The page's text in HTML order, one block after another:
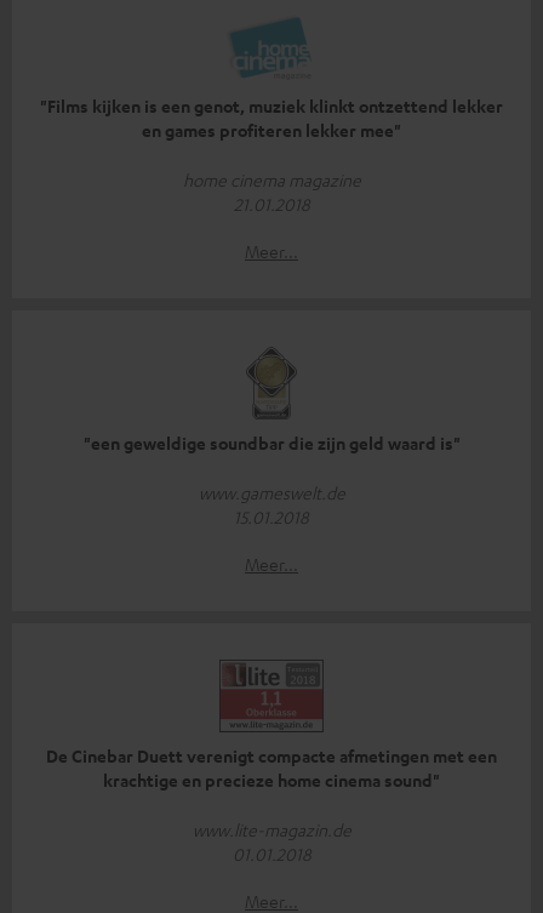
"Films kijken is een genot, muziek klinkt ontzettend lekker
en games profiteren lekker mee"
home cinema magazine
21.01.2018
Meer...
"een geweldige soundbar die zijn geld waard is"
www.gameswelt.de
15.01.2018
Meer...
De Cinebar Duett verenigt compacte afmetingen met een
krachtige en precieze home cinema sound"
www.lite-magazin.de
01.01.2018
Meer...